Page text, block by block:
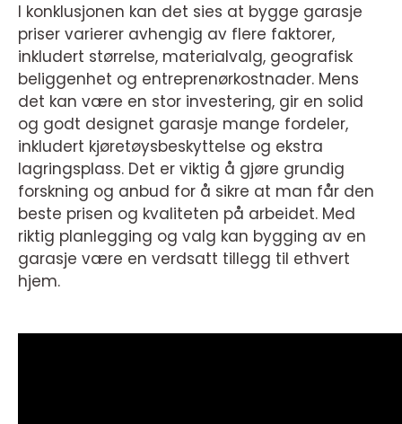
I konklusjonen kan det sies at bygge garasje
priser varierer avhengig av flere faktorer,
inkludert størrelse, materialvalg, geografisk
beliggenhet og entreprenørkostnader. Mens
det kan være en stor investering, gir en solid
og godt designet garasje mange fordeler,
inkludert kjøretøysbeskyttelse og ekstra
lagringsplass. Det er viktig å gjøre grundig
forskning og anbud for å sikre at man får den
beste prisen og kvaliteten på arbeidet. Med
riktig planlegging og valg kan bygging av en
garasje være en verdsatt tillegg til ethvert
hjem.